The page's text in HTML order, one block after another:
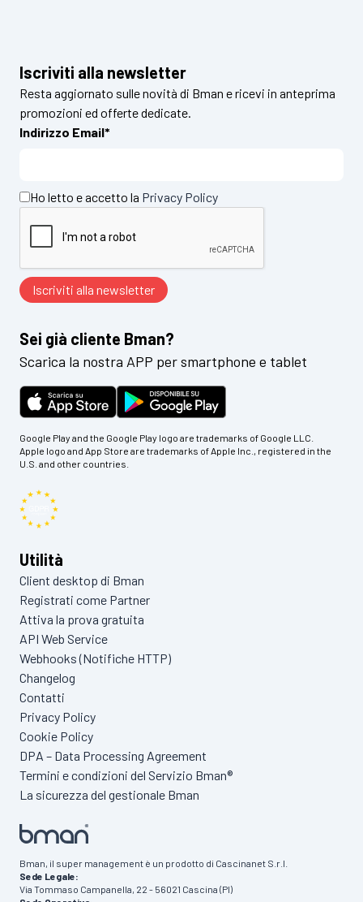
Iscriviti alla newsletter
Resta aggiornato sulle novità di Bman e ricevi in anteprima
promozioni ed offerte dedicate.
Indirizzo Email*
Ho letto e accetto la Privacy Policy
Sei già cliente Bman?
Scarica la nostra APP per smartphone e tablet
Google Play and the Google Play logo are trademarks of Google LLC.
Apple logo and App Store are trademarks of Apple Inc., registered in the
U.S. and other countries.
Utilità
Client desktop di Bman
Registrati come Partner
Attiva la prova gratuita
API Web Service
Webhooks (Notifiche HTTP)
Changelog
Contatti
Privacy Policy
Cookie Policy
DPA – Data Processing Agreement
Termini e condizioni del Servizio Bman®
La sicurezza del gestionale Bman
Bman, il super management è un prodotto di Cascinanet S.r.l.
Sede Legale:
Via Tommaso Campanella, 22 - 56021 Cascina (PI)